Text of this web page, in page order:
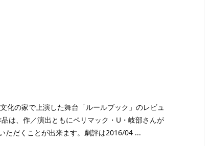
化の家で上演した舞台「ルールブック」のレビュ
は、作／演出ともにペリマック・U・岐部さんが
ただくことが出来ます。劇評は2016/04 ...